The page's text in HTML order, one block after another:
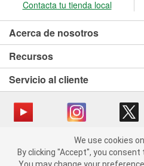
We use cookies on our website.
to the use of All
Contacta tu tienda local
Acerca de nosotros
Recursos
Servicio al cliente
Copyright © 2008-2026 O’Reilly Auto
catalog_main
We use cookies
By clicking "Accept", you